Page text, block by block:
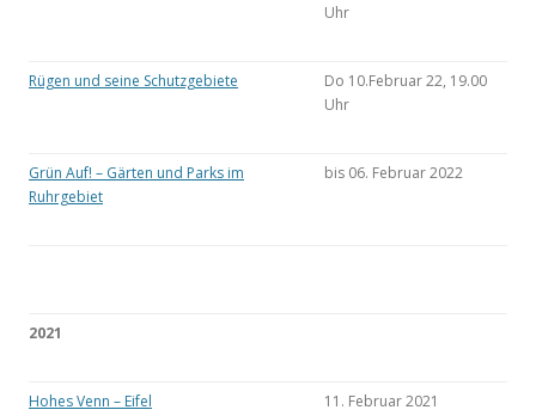
Uhr
Rügen und seine Schutzgebiete
Do 10.Februar 22, 19.00
Uhr
Grün Auf! – Gärten und Parks im
Ruhrgebiet
bis 06. Februar 2022
2021
Hohes Venn – Eifel 11. Februar 2021